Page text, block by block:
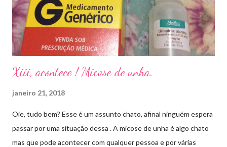
Xiii, acontece ! Micose de unha.
janeiro 21, 2018
Oie, tudo bem? Esse é um assunto chato, afinal ninguém espera
passar por uma situação dessa . A micose de unha é algo chato
mas que pode acontecer com qualquer pessoa e por várias